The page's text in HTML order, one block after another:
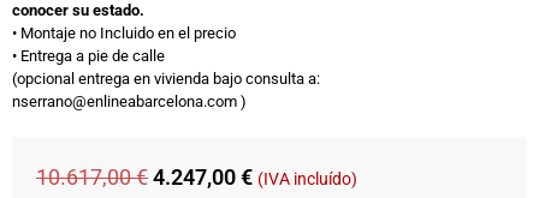
conocer su estado.
•⁠ ⁠Montaje no Incluido en el precio​
•⁠ ⁠Entrega a pie de calle
(opcional entrega en vivienda bajo consulta​ a:
nserrano@enlineabarcelona.com )​
10.617,00€4.247,00€ (IVA incluído)